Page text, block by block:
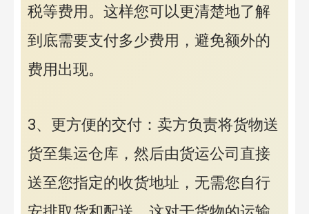
税等费用。这样您可以更清楚地了解
到底需要支付多少费用，避免额外的
费用出现。
3、更方便的交付：卖方负责将货物送
货至集运仓库，然后由货运公司直接
送至您指定的收货地址，无需您自行